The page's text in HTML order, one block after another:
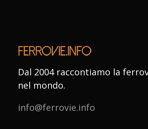
Dal 2004 raccontiamo la
nel mondo.
info@ferrovie.info